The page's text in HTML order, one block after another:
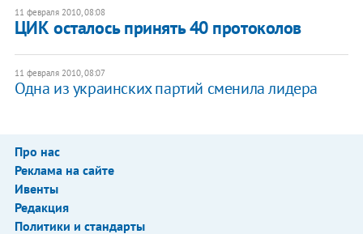
11 февраля 2010, 08:08
ЦИК осталось принять 40 протоколов
11 февраля 2010, 08:07
Одна из украинских партий сменила лидера
Про нас
Реклама на сайте
Ивенты
Редакция
Политики и стандарты